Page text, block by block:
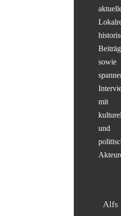
sowie
mit
und
Alfs